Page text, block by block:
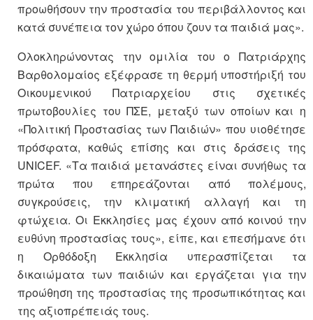
προωθήσουν την προστασία του περιβάλλοντος και
κατά συνέπεια τον χώρο όπου ζουν τα παιδιά μας».
Ολοκληρώνοντας την ομιλία του ο Πατριάρχης
Βαρθολομαίος εξέφρασε τη θερμή υποστήριξή του
Οικουμενικού Πατριαρχείου στις σχετικές
πρωτοβουλίες του ΠΣΕ, μεταξύ των οποίων και η
«Πολιτική Προστασίας των Παιδιών» που υιοθέτησε
πρόσφατα, καθώς επίσης και στις δράσεις της
UNICEF. «Τα παιδιά μετανάστες είναι συνήθως τα
πρώτα που επηρεάζονται από πολέμους,
συγκρούσεις, την κλιματική αλλαγή και τη
φτώχεια. Οι Εκκλησίες μας έχουν από κοινού την
ευθύνη προστασίας τους», είπε, και επεσήμανε ότι
η Ορθόδοξη Εκκλησία υπερασπίζεται τα
δικαιώματα των παιδιών και εργάζεται για την
προώθηση της προστασίας της προσωπικότητας και
της αξιοπρέπειάς τους.